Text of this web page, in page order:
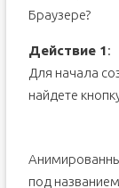
Браузере?
Действие 1:
Для начала
найдете
под